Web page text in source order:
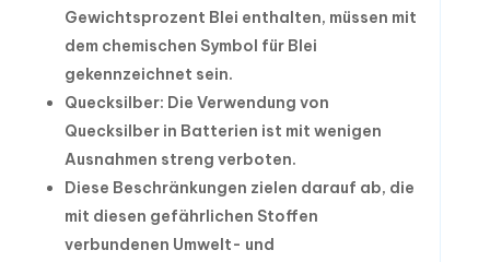
Gewichtsprozent Blei enthalten, müssen mit
dem chemischen Symbol für Blei
gekennzeichnet sein.
Quecksilber: Die Verwendung von
Quecksilber in Batterien ist mit wenigen
Ausnahmen streng verboten.
Diese Beschränkungen zielen darauf ab, die
mit diesen gefährlichen Stoffen
verbundenen Umwelt- und